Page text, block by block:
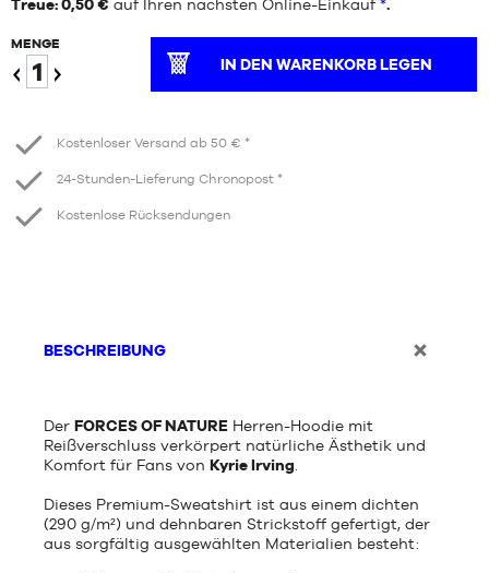
Treue: 0,50 € auf Ihren nächsten Online-Einkauf *.
MENGE
IN DEN WARENKORB LEGEN
Kostenloser Versand ab 50 € *
24-Stunden-Lieferung Chronopost *
Kostenlose Rücksendungen
BESCHREIBUNG
Der FORCES OF NATURE Herren-Hoodie mit
Reißverschluss verkörpert natürliche Ästhetik und
Komfort für Fans von Kyrie Irving
Dieses Premium-Sweatshirt ist aus einem dichten
(290 g/m²) und dehnbaren Strickstoff gefertigt, der
aus sorgfältig ausgewählten Materialien besteht: